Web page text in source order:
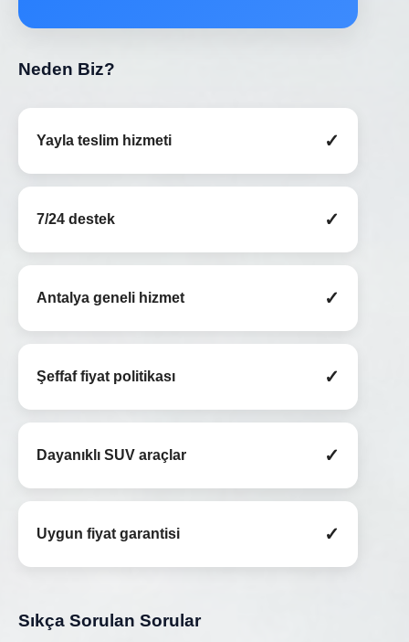
Neden Biz?
Yayla teslim hizmeti ✓
7/24 destek ✓
Antalya geneli hizmet ✓
Şeffaf fiyat politikası ✓
Dayanıklı SUV araçlar ✓
Uygun fiyat garantisi ✓
Sıkça Sorulan Sorular